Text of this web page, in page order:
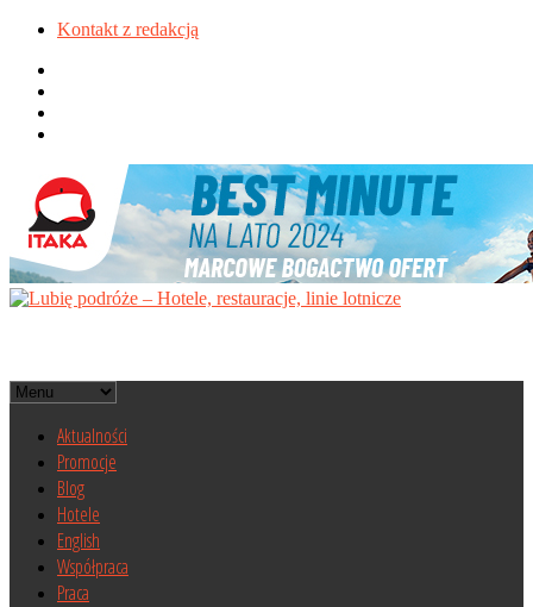
Kontakt z redakcją
Aktualności
Promocje
Blog
Hotele
English
Współpraca
Praca